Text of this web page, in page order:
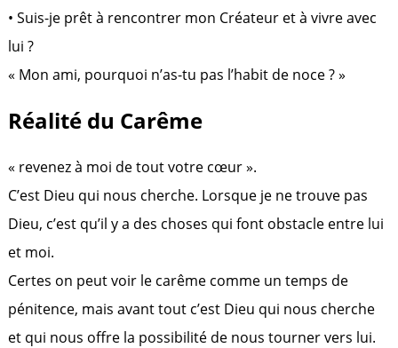
• Suis-je prêt à rencontrer mon Créateur et à vivre avec
lui ?
« Mon ami, pourquoi n’as-tu pas l’habit de noce ? »
Réalité du Carême
« revenez à moi de tout votre cœur ».
C’est Dieu qui nous cherche. Lorsque je ne trouve pas
Dieu, c’est qu’il y a des choses qui font obstacle entre lui
et moi.
Certes on peut voir le carême comme un temps de
pénitence, mais avant tout c’est Dieu qui nous cherche
et qui nous offre la possibilité de nous tourner vers lui.